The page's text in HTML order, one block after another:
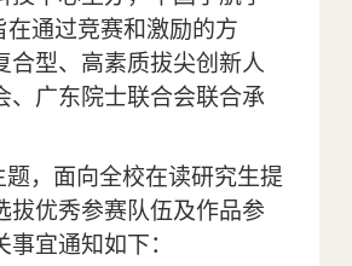
通过竞赛和激励的方
合型、高素质拔尖创新人
、广东院士联合会联合承
，面向全校在读研究生提
拔优秀参赛队伍及作品参
宜通知如下：